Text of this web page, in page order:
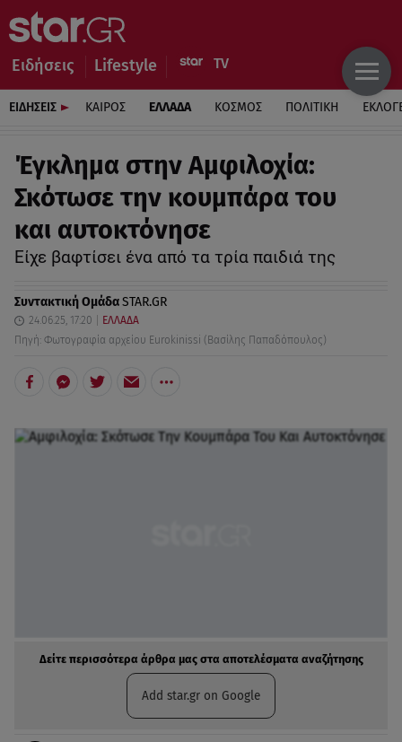
Ειδήσεις Lifestyle
ΕΙΔΗΣΕΙΣ ΚΑΙΡΟΣ ΕΛΛΑΔΑ ΚΟΣΜΟΣ ΠΟΛΙΤΙΚΗ
Έγκλημα στην Αμφιλοχία:
Σκότωσε την κουμπάρα του
και αυτοκτόνησε
Eίχε βαφτίσει ένα από τα τρία παιδιά της
Συντακτική ΟμάδαSTAR.GR
24.06.25, 17:20
ΕΛΛΑΔΑ
Πηγή: Φωτογραφία αρχείου Eurokinissi (Βασίλης Παπαδόπουλος)
Δείτε περισσότερα άρθρα μας στα αποτελέσματα αναζήτησης
Add star.gr on Google